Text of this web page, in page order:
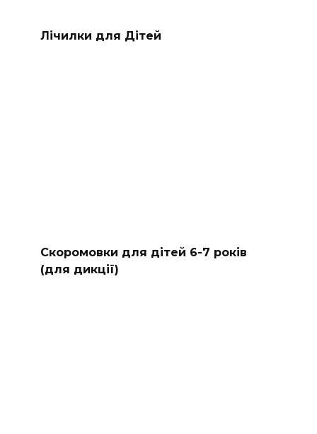
Лічилки для Дітей
Скоромовки для дітей 6-7 років
(для дикції)